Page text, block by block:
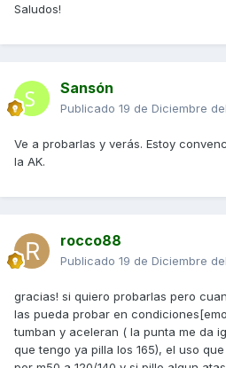
Saludos!
Sansón
Publicado 19 de Diciembre
Ve a probarlas y verás. Estoy
la AK.
rocco88
Publicado 19 de Diciembre
gracias! si quiero probarlas pero
las pueda probar en
tumban y aceleran ( la punta me da
que tengo ya pilla los 165), el uso